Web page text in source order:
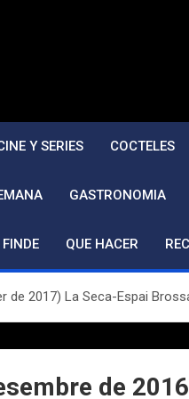
Y SERIES COCTELES
GASTRONOMIA
QUE HACER
de 2017) La Seca-Espai
de